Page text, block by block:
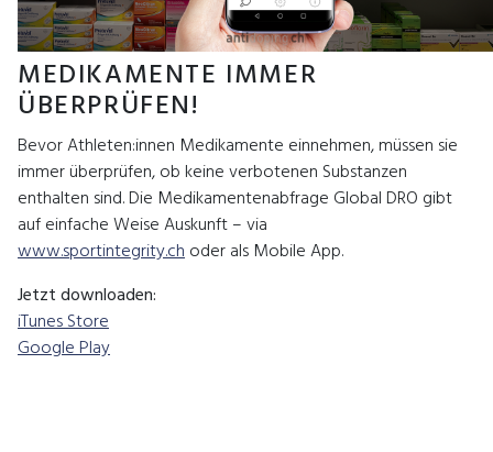
MEDIKAMENTE IMMER
ÜBERPRÜFEN!
Bevor Athleten:innen Medikamente einnehmen, müssen sie
immer überprüfen, ob keine verbotenen Substanzen
enthalten sind. Die Medikamentenabfrage Global DRO gibt
auf einfache Weise Auskunft – via
www.sportintegrity.choder als Mobile App.
Jetzt downloaden:
iTunes Store
Google Play